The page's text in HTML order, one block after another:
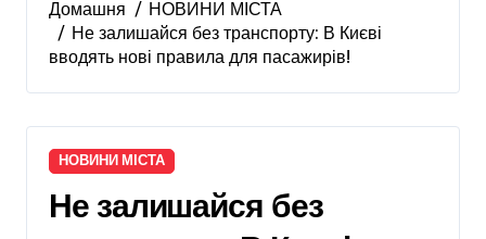
Домашня
НОВИНИ МІСТА
Не залишайся без транспорту: В Києві
вводять нові правила для пасажирів!
НОВИНИ МІСТА
Не залишайся без